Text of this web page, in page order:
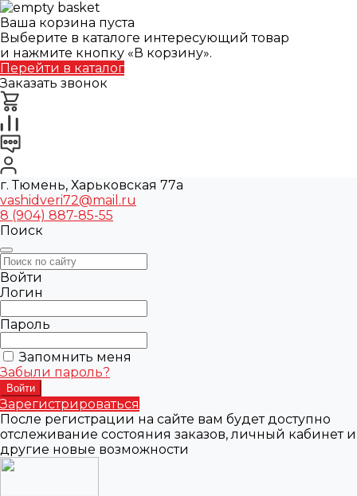
Ваша корзина пуста
Выберите в каталоге интересующий товар
и нажмите кнопку «В корзину».
Перейти в каталог
Заказать звонок
г. Тюмень, Харьковская 77а
vashidveri72@mail.ru
8 (904) 887-85-55
Поиск
Войти
Логин
Пароль
Запомнить меня
Забыли пароль?
Зарегистрироваться
После регистрации на сайте вам будет доступно
отслеживание состояния заказов, личный кабинет и
другие новые возможности